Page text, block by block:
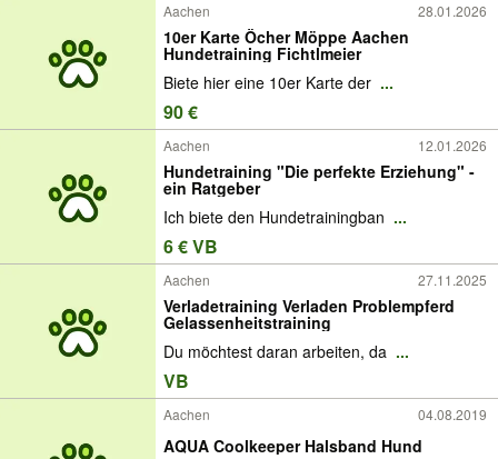
Aachen 28.01.2026
10er Karte Öcher Möppe Aachen
Hundetraining Fichtlmeier
Biete hier eine 10er Karte der ...
90 €
Aachen 12.01.2026
Hundetraining "Die perfekte Erziehung" -
ein Ratgeber
Ich biete den Hundetrainingban ...
6 € VB
Aachen 27.11.2025
Verladetraining Verladen Problempferd
Gelassenheitstraining
Du möchtest daran arbeiten, da ...
VB
Aachen 04.08.2019
AQUA Coolkeeper Halsband Hund